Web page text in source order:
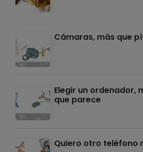
Cámaras, más que
Elegir un ordenador,
que parece
Quiero otro teléfono